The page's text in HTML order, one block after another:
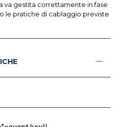
va gestita correttamente in fase
le pratiche di cablaggio previste